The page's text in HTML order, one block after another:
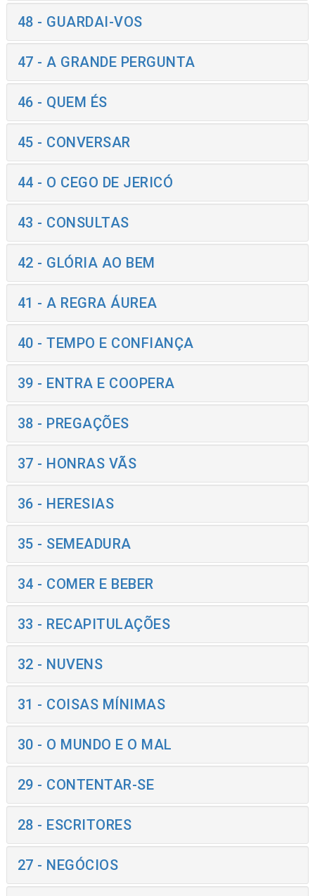
48 - GUARDAI-VOS
47 - A GRANDE PERGUNTA
46 - QUEM ÉS
45 - CONVERSAR
44 - O CEGO DE JERICÓ
43 - CONSULTAS
42 - GLÓRIA AO BEM
41 - A REGRA ÁUREA
40 - TEMPO E CONFIANÇA
39 - ENTRA E COOPERA
38 - PREGAÇÕES
37 - HONRAS VÃS
36 - HERESIAS
35 - SEMEADURA
34 - COMER E BEBER
33 - RECAPITULAÇÕES
32 - NUVENS
31 - COISAS MÍNIMAS
30 - O MUNDO E O MAL
29 - CONTENTAR-SE
28 - ESCRITORES
27 - NEGÓCIOS